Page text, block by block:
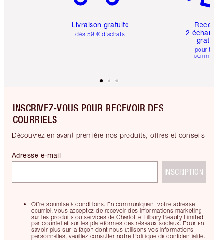
Livraison gratuite
dès 59 € d'achats
2
pour
INSCRIVEZ-VOUS POUR RECEVOIR DES
COURRIELS
Découvrez en avant-première nos produits, offres et conseils
Offre soumise à conditions. En communiquant votre adresse
courriel, vous acceptez de recevoir des informations marketing
sur les produits ou services de Charlotte Tilbury Beauty Limited
par courriel et sur les plateformes des réseaux sociaux. Pour en
savoir plus sur la façon dont nous utilisons vos informations
personnelles, veuillez consulter notre Politique de confidentialité.
Adresse e-mail
INSCRIPTION